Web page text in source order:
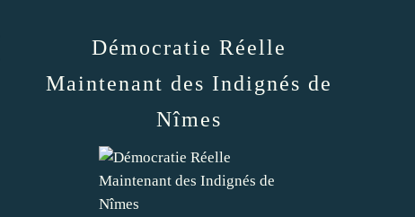
Démocratie Réelle
Maintenant des Indignés de
Nîmes